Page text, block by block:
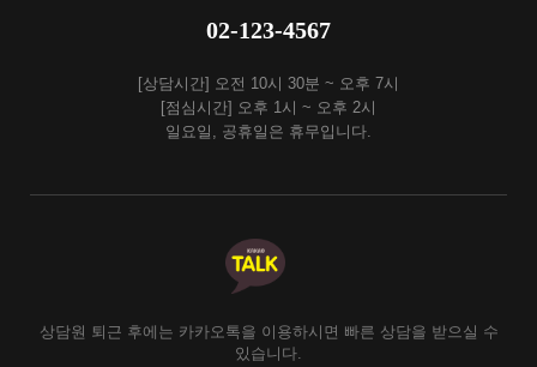
02-123-4567
[상담시간] 오전 10시 30분 ~ 오후 7시
[점심시간] 오후 1시 ~ 오후 2시
일요일, 공휴일은 휴무입니다.
상담원 퇴근 후에는 카카오톡을 이용하시면 빠른 상담을 받으실 수
있습니다.